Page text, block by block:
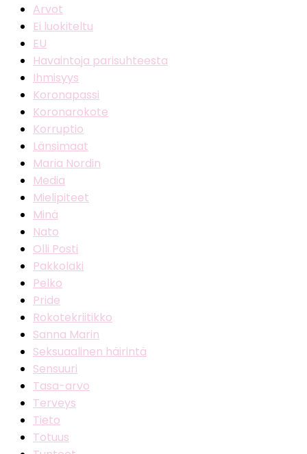
Arvot
Ei luokiteltu
EU
Havaintoja parisuhteesta
Ihmisyys
Koronapassi
Koronarokote
Korruptio
Länsimaat
Maria Nordin
Media
Mielipiteet
Minä
Nato
Olli Posti
Pakkolaki
Pelko
Pride
Rokotekriitikko
Sanna Marin
Seksuaalinen häirintä
Sensuuri
Tasa-arvo
Terveys
Tieto
Totuus